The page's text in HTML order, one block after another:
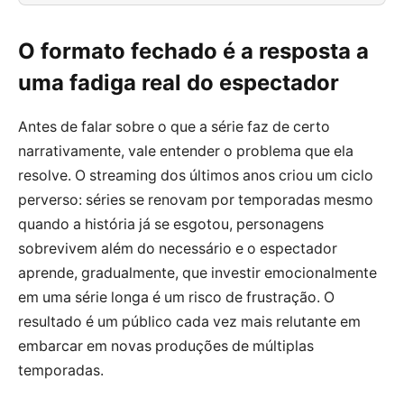
O formato fechado é a resposta a
uma fadiga real do espectador
Antes de falar sobre o que a série faz de certo
narrativamente, vale entender o problema que ela
resolve. O streaming dos últimos anos criou um ciclo
perverso: séries se renovam por temporadas mesmo
quando a história já se esgotou, personagens
sobrevivem além do necessário e o espectador
aprende, gradualmente, que investir emocionalmente
em uma série longa é um risco de frustração. O
resultado é um público cada vez mais relutante em
embarcar em novas produções de múltiplas
temporadas.